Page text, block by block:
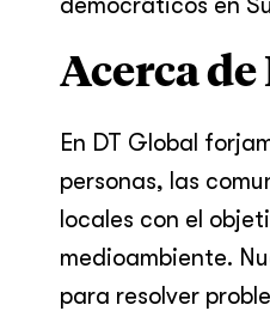
Acerca
En DT Global
personas, las
locales con el
medioambiente.
para resolver